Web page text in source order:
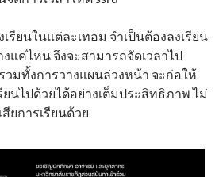
รียนในแต่ละเทอม จำเป็นต้องลงเรียน
งแค่ไหน จึงจะสามารถจัดเวลาไป
มทั้งการวางแผนล่วงหน้า จะก่อให้
นไปด้วยได้อย่างเต็มประสิทธิภาพ ไม่
สียการเรียนด้วย